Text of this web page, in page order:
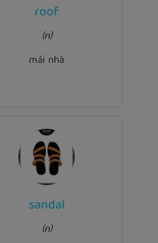
roof
(n)
mái nhà
Ví dụ:
The house has a sloping
sandal
(n)
Ví dụ:
I have a pair of